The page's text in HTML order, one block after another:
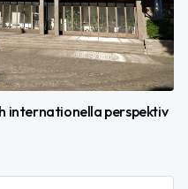
internationella perspektiv